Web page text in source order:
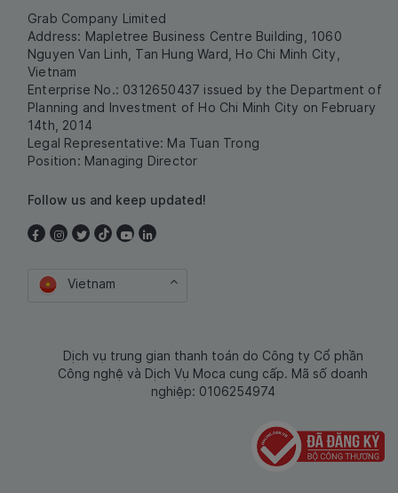
Grab Company Limited
Address: Mapletree Business Centre Building, 1060
Nguyen Van Linh, Tan Hung Ward, Ho Chi Minh City,
Vietnam
Enterprise No.: 0312650437 issued by the Department of
Planning and Investment of Ho Chi Minh City on February
14th, 2014
Legal Representative: Ma Tuan Trong
Position: Managing Director
Follow us and keep updated!
Vietnam
Dịch vụ trung gian thanh toán do Công ty Cổ phần
Công nghệ và Dịch Vụ Moca cung cấp. Mã số doanh
nghiệp: 0106254974